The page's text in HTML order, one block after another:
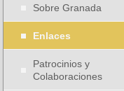
Sobre Granada
Enlaces
Patrocinios y
Colaboraciones